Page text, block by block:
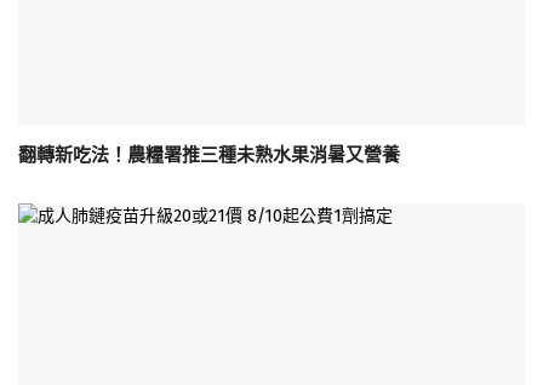
翻轉新吃法！農糧署推三種未熟水果消暑又營養